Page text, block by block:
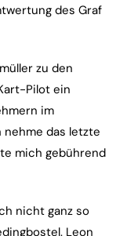
des Graf
zu den
Pilot ein
im
das letzte
mich gebührend
nicht ganz so
Leon